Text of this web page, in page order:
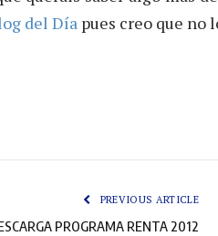
del Día pues creo que no
PREVIOUS ARTICLE
PROGRAMA RENTA 2012